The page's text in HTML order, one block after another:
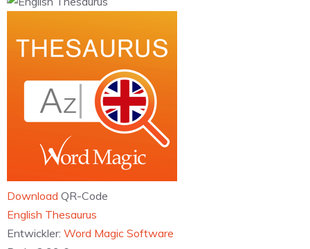
Download QR-Code
‎English Thesaurus
Entwickler: Word Magic Software